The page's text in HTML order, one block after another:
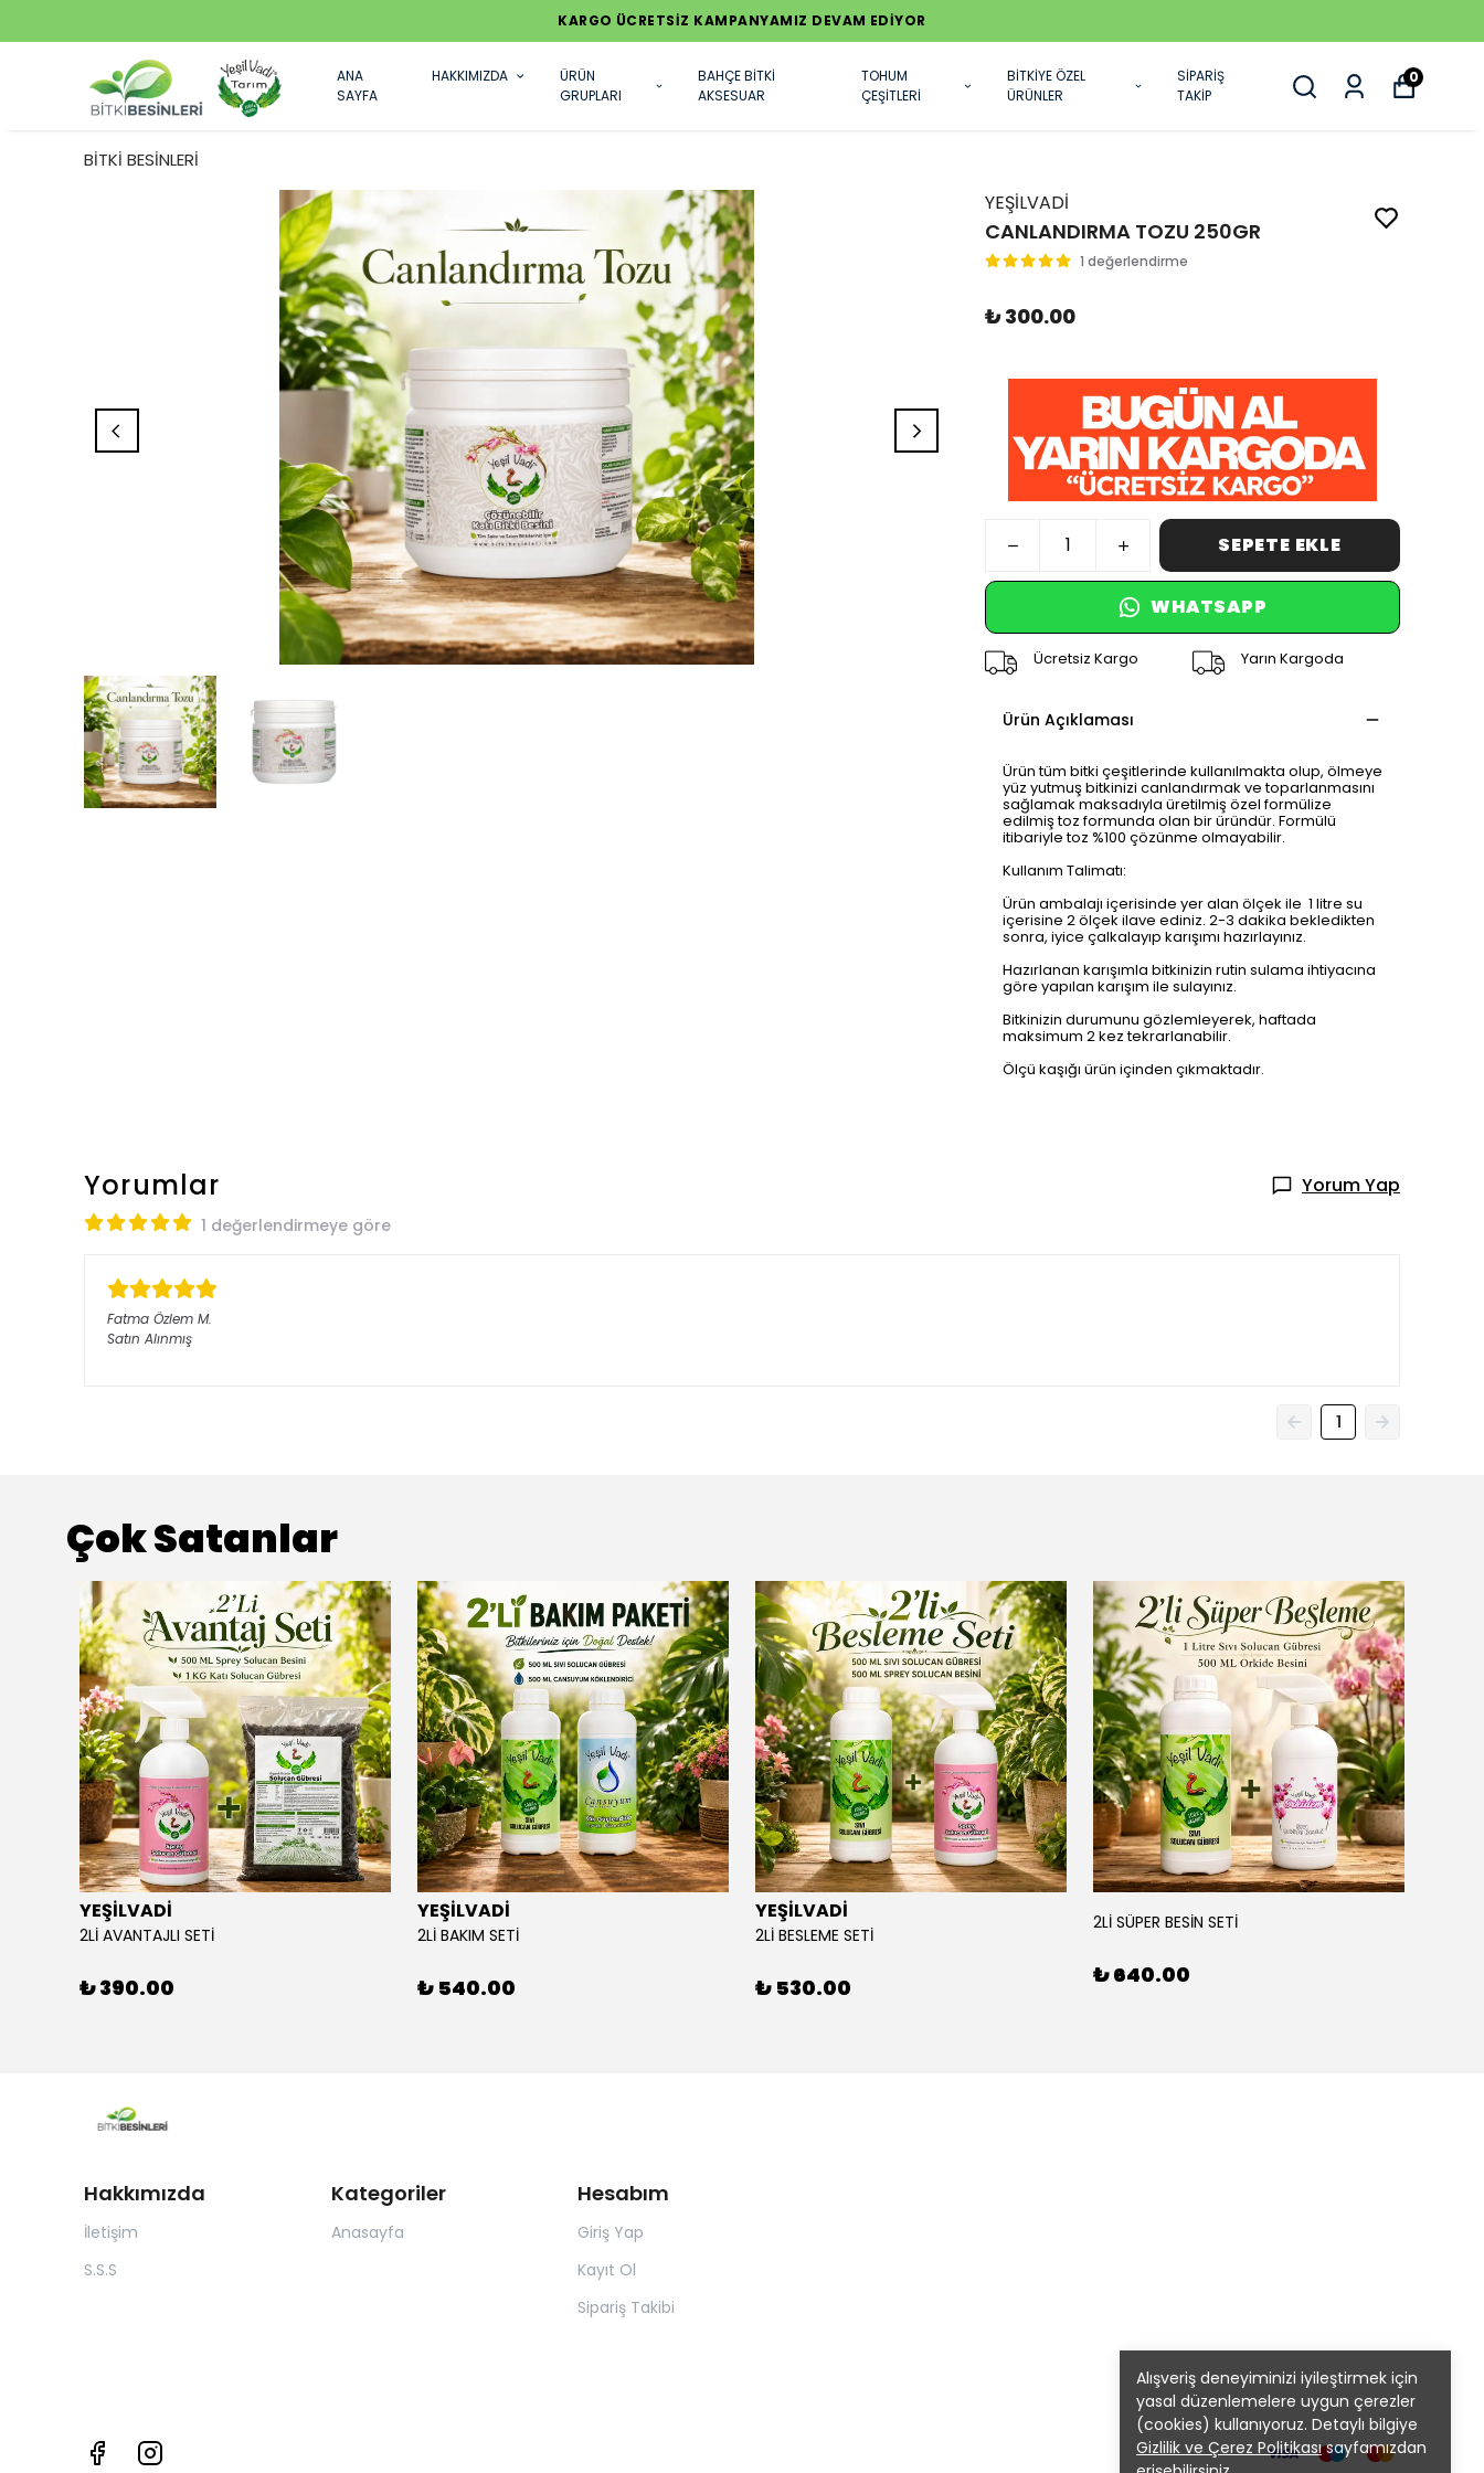
KARGO ÜCRETSİZ KAMPANYAMIZ DEVAM EDİYOR
ANA
SAYFA
HAKKIMIZDA
ÜRÜN
GRUPLARI
BAHÇE BİTKİ
AKSESUAR
TOHUM
ÇEŞİTLERİ
BİTKİYE ÖZEL
ÜRÜNLER
SİPARİŞ
TAKİP
0
Alışveriş deneyiminizi iyileştirmek için
yasal düzenlemelere uygun çerezler
(cookies) kullanıyoruz. Detaylı bilgiye
Gizlilik ve Çerez Politikasısayfamızdan
BİTKİ BESİNLERİ
YEŞİLVADİ
CANLANDIRMA TOZU 250GR
1 değerlendirme
₺ 300.00
SEPETE EKLE
WHATSAPP
Ücretsiz Kargo Yarın Kargoda
Ürün Açıklaması
Ürün tüm bitki çeşitlerinde kullanılmakta olup, ölmeye
yüz yutmuş bitkinizi canlandırmak ve toparlanmasını
sağlamak maksadıyla üretilmiş özel formülize
edilmiş toz formunda olan bir üründür. Formülü
itibariyle toz %100 çözünme olmayabilir.
Kullanım Talimatı:
Ürün ambalajı içerisinde yer alan ölçek ile 1 litre su
içerisine 2 ölçek ilave ediniz. 2-3 dakika bekledikten
sonra, iyice çalkalayıp karışımı hazırlayınız.
Hazırlanan karışımla bitkinizin rutin sulama ihtiyacına
göre yapılan karışım ile sulayınız.
Bitkinizin durumunu gözlemleyerek, haftada
maksimum 2 kez tekrarlanabilir.
Ölçü kaşığı ürün içinden çıkmaktadır.
Yorumlar Yorum Yap
1 değerlendirmeye göre
Fatma Özlem M.
Satın Alınmış
1
Çok Satanlar
YEŞİLVADİ
2Lİ AVANTAJLI SETİ
₺ 390.00
YEŞİLVADİ
2Lİ BAKIM SETİ
₺ 540.00
YEŞİLVADİ
2Lİ BESLEME SETİ
₺ 530.00
2Lİ SÜPER BESİN SETİ
₺ 640.00
Hakkımızda
İletişim
S.S.S
Kategoriler
Anasayfa
Hesabım
Giriş Yap
Kayıt Ol
Sipariş Takibi